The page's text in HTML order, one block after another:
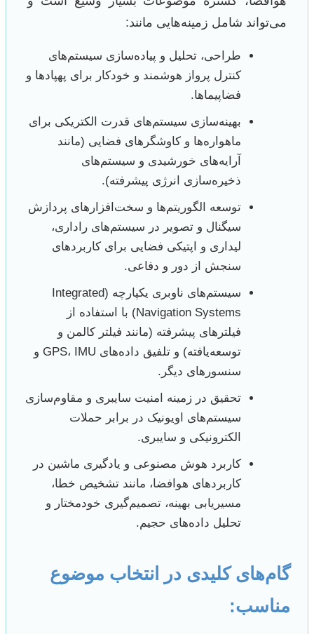
می‌تواند شامل زمینه‌هایی مانند:
طراحی، تحلیل و پیاده‌سازی سیستم‌های
کنترل پرواز هوشمند و خودکار برای پهپادها و
فضاپیماها.
بهینه‌سازی سیستم‌های قدرت الکتریکی برای
ماهواره‌ها و کاوشگرهای فضایی (مانند
آرایه‌های خورشیدی و سیستم‌های
ذخیره‌سازی انرژی پیشرفته).
توسعه الگوریتم‌ها و سخت‌افزارهای پردازش
سیگنال و تصویر در سیستم‌های راداری،
لیداری و اپتیکی فضایی برای کاربردهای
سنجش از دور و دفاعی.
سیستم‌های ناوبری یکپارچه (Integrated
Navigation Systems) با استفاده از
فیلترهای پیشرفته (مانند فیلتر کالمن و
توسعه‌یافته) و تلفیق داده‌های GPS، IMU و
سنسورهای دیگر.
تحقیق در زمینه امنیت سایبری و مقاوم‌سازی
سیستم‌های اویونیک در برابر حملات
الکترونیکی و سایبری.
کاربرد هوش مصنوعی و یادگیری ماشین در
کاربردهای هوافضا، مانند تشخیص خطا،
مسیریابی بهینه، تصمیم‌گیری خودمختار و
تحلیل داده‌های حجیم.
گام‌های کلیدی در انتخاب موضوع
مناسب: